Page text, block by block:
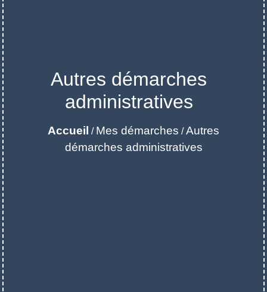
Autres démarches
administratives
Accueil / Mes démarches /Autres
démarches administratives